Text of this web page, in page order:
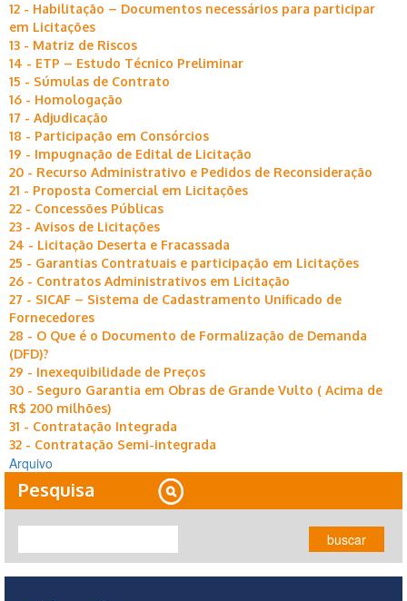
12 - Habilitação – Documentos necessários para participar
em Licitações
13 - Matriz de Riscos
14 - ETP – Estudo Técnico Preliminar
15 - Súmulas de Contrato
16 - Homologação
17 - Adjudicação
18 - Participação em Consórcios
19 - Impugnação de Edital de Licitação
20 - Recurso Administrativo e Pedidos de Reconsideração
21 - Proposta Comercial em Licitações
22 - Concessões Públicas
23 - Avisos de Licitações
24 - Licitação Deserta e Fracassada
25 - Garantias Contratuais e participação em Licitações
26 - Contratos Administrativos em Licitação
27 - SICAF – Sistema de Cadastramento Unificado de
Fornecedores
28 - O Que é o Documento de Formalização de Demanda
(DFD)?
29 - Inexequibilidade de Preços
30 - Seguro Garantia em Obras de Grande Vulto ( Acima de
R$ 200 milhões)
31 - Contratação Integrada
32 - Contratação Semi-integrada
Arquivo
Pesquisa
buscar